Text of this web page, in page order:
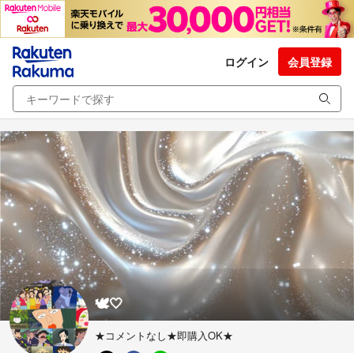
ログイン 会員登録
🕊🤍
★コメントなし★即購入OK★